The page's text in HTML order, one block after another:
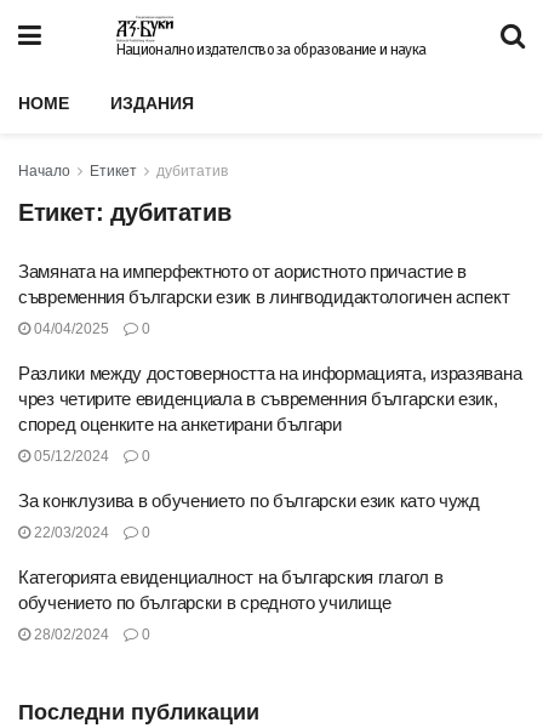
Национално издателство за образование и наука
HOME ИЗДАНИЯ
Начало Етикет дубитатив
Етикет: дубитатив
Замяната на имперфектното от аористното причастие в
съвременния български език в лингводидактологичен аспект
04/04/2025 0
Разлики между достоверността на информацията, изразявана
чрез четирите евиденциала в съвременния български език,
според оценките на анкетирани българи
05/12/2024 0
За конклузива в обучението по български език като чужд
22/03/2024 0
Категорията евиденциалност на българския глагол в
обучението по български в средното училище
28/02/2024 0
Последни публикации